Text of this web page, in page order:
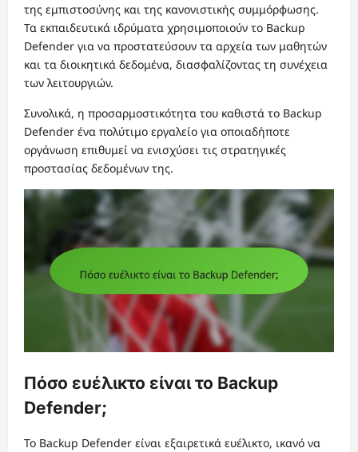
της εμπιστοσύνης και της κανονιστικής συμμόρφωσης.
Τα εκπαιδευτικά ιδρύματα χρησιμοποιούν το Backup
Defender για να προστατεύσουν τα αρχεία των μαθητών
και τα διοικητικά δεδομένα, διασφαλίζοντας τη συνέχεια
των λειτουργιών.
Συνολικά, η προσαρμοστικότητα του καθιστά το Backup
Defender ένα πολύτιμο εργαλείο για οποιαδήποτε
οργάνωση επιθυμεί να ενισχύσει τις στρατηγικές
προστασίας δεδομένων της.
Πόσο ευέλικτο είναι το Backup
Defender;
Το Backup Defender είναι εξαιρετικά ευέλικτο, ικανό να